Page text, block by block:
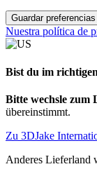
Guardar preferencias
Nuestra política de
Bist du im
Bitte wechsle zum
übereinstimmt.
Zu 3DJake
Anderes Lieferland